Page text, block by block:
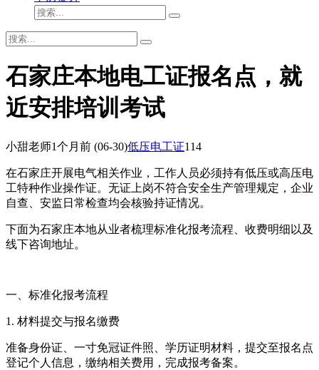
石家庄本地电工证报名点，就
近安排培训考试
小甜老师1个月前 (06-30)低压电工证114
在石家庄开展电气相关作业，工作人员必须持有低压或高压电
工特种作业操作证。无证上岗不符合安全生产管理规定，企业
自查、安监日常检查均会核验持证情况。
下面为石家庄本地从业者梳理标准化报考流程、收费明细以及
线下咨询地址。
一、标准化报考流程
1. 材料提交与报名缴费
准备身份证、一寸免冠证件照、学历证明材料，提交至报名点
登记个人信息，缴纳相关费用，完成报考备案。